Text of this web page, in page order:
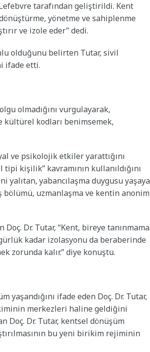
tarafından geliştirildi. Kent
yönetme ve sahiplenme
ve izole eder” dedi.
olduğunu belirten Tutar, sivil
ifade etti.
olmadığını vurgulayarak,
kültürel kodları benimsemek,
ve psikolojik etkiler yarattığını
kişilik” kavramının kullanıldığını
yabancılaşma duygusu
uzmanlaşma ve kentin anonim
Dr. Tutar, “Kent, bireye tanınmama
kadar izolasyonu da beraberinde
zorunda kalır.” diye konuştu.
ifade eden Doç. Dr. Tutar,
merkezleri haline geldiğini
Doç. Dr. Tutar, kentsel dönüşüm
bu yeni birikim rejiminin